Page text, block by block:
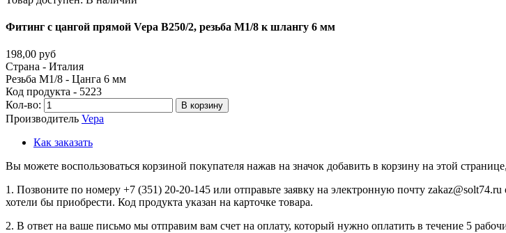
Фитинг с цангой прямой Vepa B250/2, резьба M1/8 к шлангу 6 мм
198,00 руб
Страна - Италия
Резьба M1/8 - Цанга 6 мм
Код продукта - 5223
Кол-во:
В корзину
Производитель Vepa
Как заказать
Вы можете воспользоваться корзиной покупателя нажав на значок добавить в корзину на этой
1. Позвоните по номеру +7 (351) 20-20-145 или отправьте заявку на электронную почту
хотели бы приобрести. Код продукта указан на карточке товара.
2. В ответ на ваше письмо мы отправим вам счет на оплату, который нужно оплатить в течение 5